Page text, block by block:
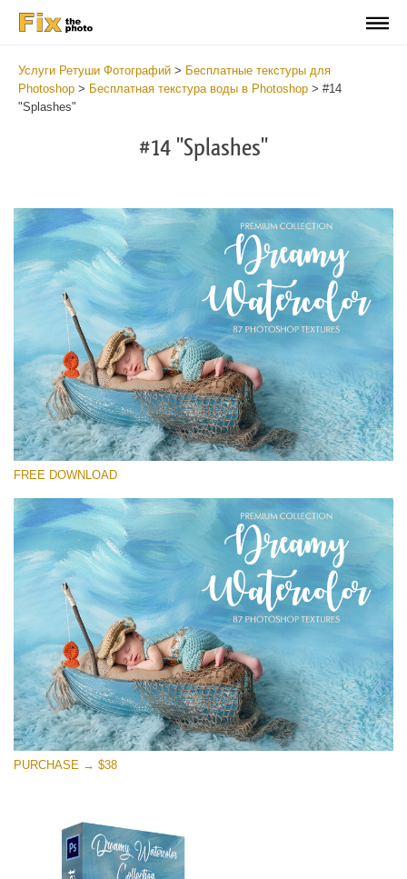
Услуги Ретуши Фотографий > Бесплатные текстуры для
Photoshop > Бесплатная текстура воды в Photoshop > #14
"Splashes"
#14 "Splashes"
Выберите Вариант
Small 800*533px
Dreamy Watercolor
(85 Textures)
Large 6000*4000px
Entire Collection
(1783 Overlays)
Large 6000*4000px
Скачать Бесплатно
FREE DOWNLOAD
PURCHASE → $38